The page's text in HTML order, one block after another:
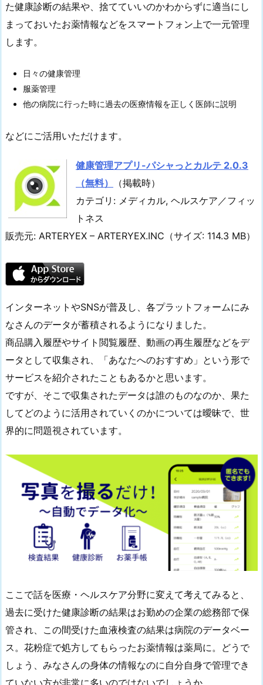
た健康診断の結果や、捨てていいのかわからずに適当にし
まっておいたお薬情報などをスマートフォン上で一元管理
します。
日々の健康管理
服薬管理
他の病院に行った時に過去の医療情報を正しく医師に説明
などにご活用いただけます。
健康管理アプリ-パシャっとカルテ 2.0.3
（無料）
（掲載時）
カテゴリ: メディカル, ヘルスケア／フィッ
トネス
販売元: ARTERYEX – ARTERYEX.INC（サイズ: 114.3 MB）
インターネットやSNSが普及し、各プラットフォームにみ
なさんのデータが蓄積されるようになりました。
商品購入履歴やサイト閲覧履歴、動画の再生履歴などをデ
ータとして収集され、「あなたへのおすすめ」という形で
サービスを紹介されたこともあるかと思います。
ですが、そこで収集されたデータは誰のものなのか、果た
してどのように活用されていくのかについては曖昧で、世
界的に問題視されています。
ここで話を医療・ヘルスケア分野に変えて考えてみると、
過去に受けた健康診断の結果はお勤めの企業の総務部で保
管され、この間受けた血液検査の結果は病院のデータベー
ス。花粉症で処方してもらったお薬情報は薬局に。どうで
しょう、みなさんの身体の情報なのに自分自身で管理でき